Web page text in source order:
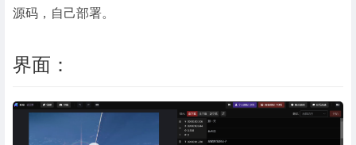
源码，自己部署。
界面：